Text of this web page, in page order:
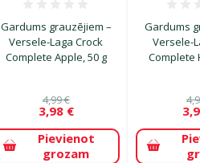
Gardums grauzējiem –
Versele-Laga Crock
Complete Apple, 50 g
4,99 €
3,98 €
Pievienot
grozam
Gardums
Versele-
Complete